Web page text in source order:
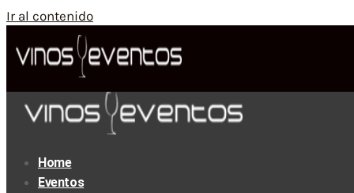
Ir al contenido
Home
Eventos